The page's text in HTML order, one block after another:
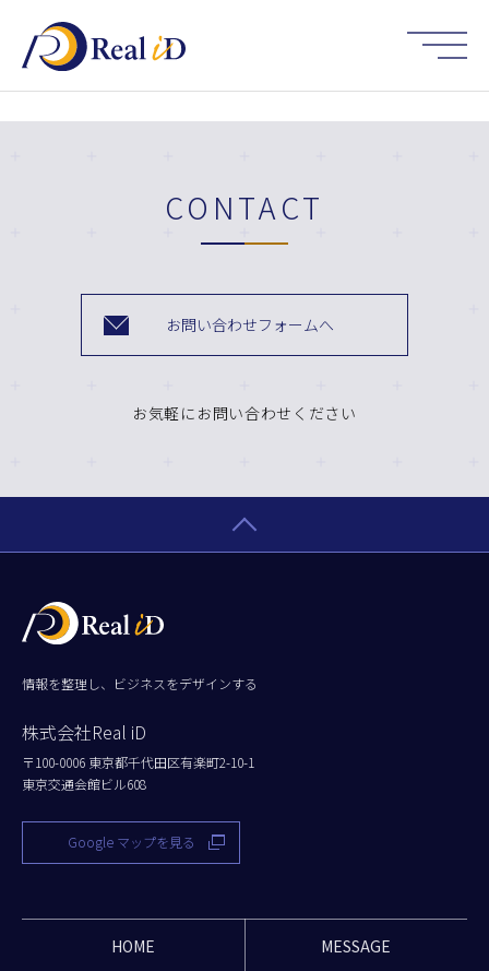
CONTACT
お問い合わせフォームへ
お気軽にお問い合わせください
情報を整理し、ビジネスをデザインする
株式会社Real iD
〒100-0006 東京都千代田区有楽町2-10-1
東京交通会館ビル608
Google マップを見る
HOME MESSAGE